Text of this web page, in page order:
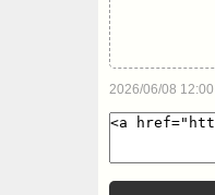
2026/06/08 12:00